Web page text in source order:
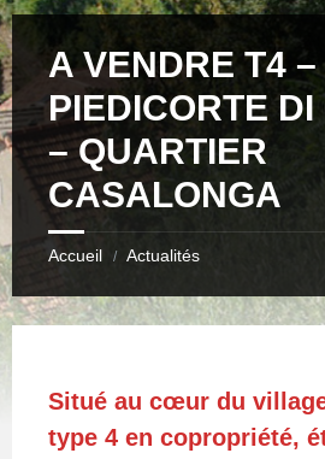
A VENDRE T4 –
PIEDICORTE
– QUARTIER
CASALONGA
Accueil / Actualités
Situé au cœur du
type 4 en copropriété,